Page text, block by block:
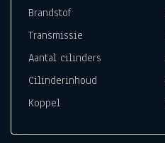
Brandstof
Transmissie
Aantal cilinders
Cilinderinhoud
Koppel